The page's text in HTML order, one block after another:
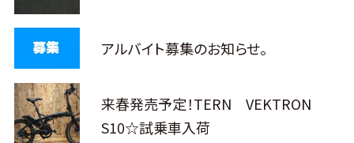
アルバイト募集のお知らせ。
来春発売予定！TERN VEKTRON
S10☆試乗車入荷